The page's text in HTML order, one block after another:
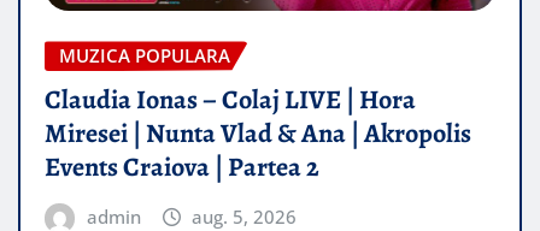
MUZICA POPULARA
Claudia Ionas – Colaj LIVE | Hora
Miresei | Nunta Vlad & Ana | Akropolis
Events Craiova | Partea 2
admin aug. 5, 2026